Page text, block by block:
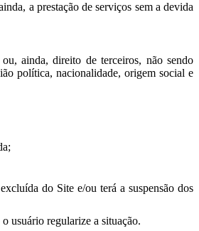
a prestação de serviços sem a devida
ainda, direito de terceiros, não sendo
política, nacionalidade, origem social e
do Site e/ou terá a suspensão dos
usuário regularize a situação.